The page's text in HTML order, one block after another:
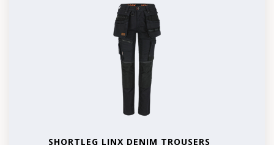
SHORTLEG LINX DENIM TROUSERS